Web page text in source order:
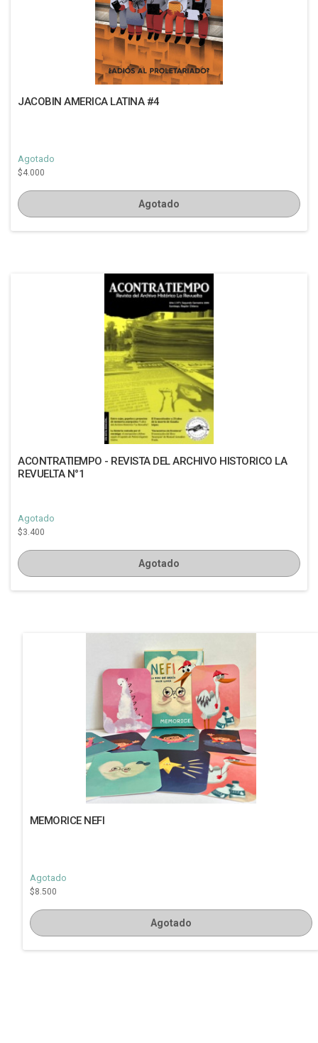
JACOBIN AMERICA LATINA #4
Agotado
$4.000
Agotado
ACONTRATIEMPO - REVISTA DEL ARCHIVO HISTORICO LA
REVUELTA N°1
Agotado
$3.400
Agotado
MEMORICE NEFI
Agotado
$8.500
Agotado